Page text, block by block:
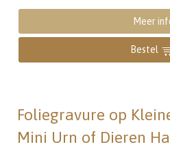
Meer
Bestel
Foliegravure op
Mini Urn of Dieren